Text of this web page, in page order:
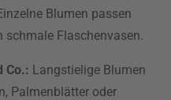
Blumen passen
Flaschenvasen.
Co.: Langstielige Blumen
Palmenblätter oder